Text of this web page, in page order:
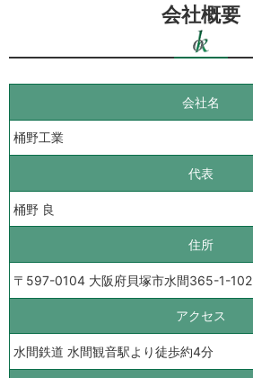
会社概要
会社名
桶野工業
代表
桶野 良
住所
〒597-0104 大阪府貝塚市水間365-1-102
アクセス
水間鉄道 水間観音駅より徒歩約4分